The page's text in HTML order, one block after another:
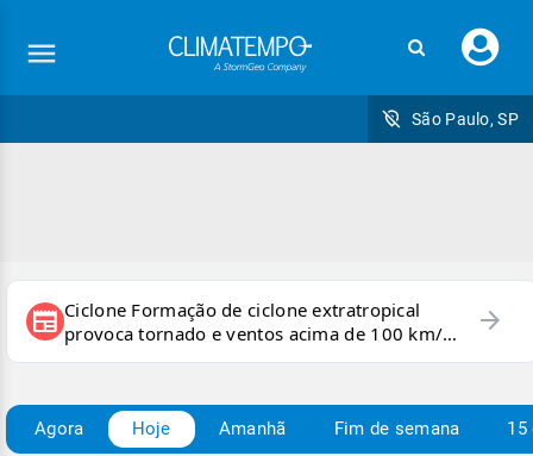
seu
São Paulo, SP
newspaper Ciclone Formação de ciclone extratropical
provoca tornado e ventos acima de 100 km/h
no RS
arrow_forward
Agora Hoje Amanhã Fim de semana 15